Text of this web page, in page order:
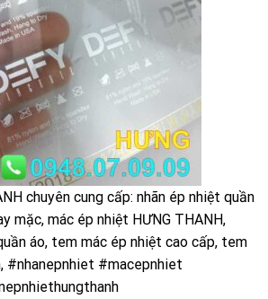
chuyên cung cấp: nhãn ép nhiệt quần
mặc, mác ép nhiệt HƯNG THANH,
áo, tem mác ép nhiệt cao cấp, tem
#nhanepnhiet #macepnhiet